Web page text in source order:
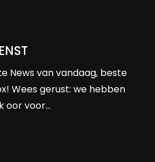
News van vandaag, beste
Wees gerust: we hebben
oor voor…